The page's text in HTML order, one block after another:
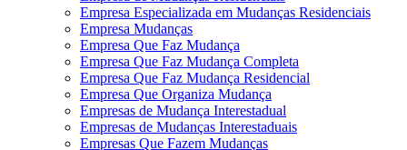
Empresa Especializada em Mudanças Residenciais
Empresa Mudanças
Empresa Que Faz Mudança
Empresa Que Faz Mudança Completa
Empresa Que Faz Mudança Residencial
Empresa Que Organiza Mudança
Empresas de Mudança Interestadual
Empresas de Mudanças Interestaduais
Empresas Que Fazem Mudanças